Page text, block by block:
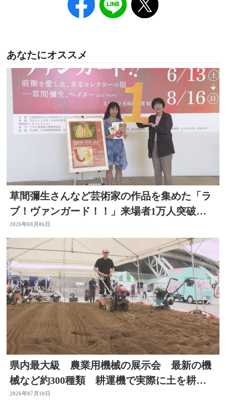
あなたにオススメ
草間彌生さんなど芸術家の作品を集めた「ラ
ブ！ヴァンガード！！」来場者1万人突破
大分県立美術館
2026年08月06日
県内最大級 農業用機械の展示会 最新の機
械など約300種類 耕運機で実際に土を耕す
体験も 大分
2026年07月10日